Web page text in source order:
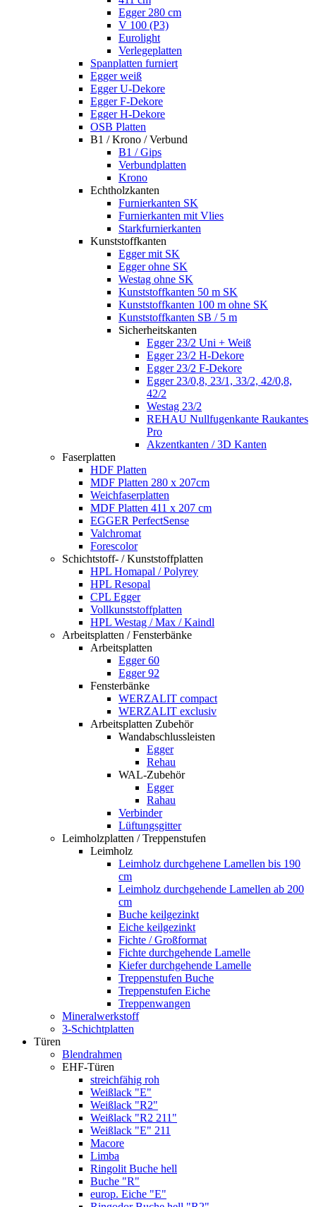
Egger 280 cm
V 100 (P3)
Eurolight
Verlegeplatten
Spanplatten furniert
Egger weiß
Egger U-Dekore
Egger F-Dekore
Egger H-Dekore
OSB Platten
B1 / Krono / Verbund
B1 / Gips
Verbundplatten
Krono
Echtholzkanten
Furnierkanten SK
Furnierkanten mit Vlies
Starkfurnierkanten
Kunststoffkanten
Egger mit SK
Egger ohne SK
Westag ohne SK
Kunststoffkanten 50 m SK
Kunststoffkanten 100 m ohne SK
Kunststoffkanten SB / 5 m
Sicherheitskanten
Egger 23/2 Uni + Weiß
Egger 23/2 H-Dekore
Egger 23/2 F-Dekore
Egger 23/0,8, 23/1, 33/2, 42/0,8,
42/2
Westag 23/2
REHAU Nullfugenkante Raukantes
Pro
Akzentkanten / 3D Kanten
Faserplatten
HDF Platten
MDF Platten 280 x 207cm
Weichfaserplatten
MDF Platten 411 x 207 cm
EGGER PerfectSense
Valchromat
Forescolor
Schichtstoff- / Kunststoffplatten
HPL Homapal / Polyrey
HPL Resopal
CPL Egger
Vollkunststoffplatten
HPL Westag / Max / Kaindl
Arbeitsplatten / Fensterbänke
Arbeitsplatten
Egger 60
Egger 92
Fensterbänke
WERZALIT compact
WERZALIT exclusiv
Arbeitsplatten Zubehör
Wandabschlussleisten
Egger
Rehau
WAL-Zubehör
Egger
Rahau
Verbinder
Lüftungsgitter
Leimholzplatten / Treppenstufen
Leimholz
Leimholz durchgehene Lamellen bis 190
cm
Leimholz durchgehende Lamellen ab 200
cm
Buche keilgezinkt
Eiche keilgezinkt
Fichte / Großformat
Fichte durchgehende Lamelle
Kiefer durchgehende Lamelle
Treppenstufen Buche
Treppenstufen Eiche
Treppenwangen
Mineralwerkstoff
3-Schichtplatten
Türen
Blendrahmen
EHF-Türen
streichfähig roh
Weißlack "E"
Weißlack "R2"
Weißlack "R2 211"
Weißlack "E" 211
Macore
Limba
Ringolit Buche hell
Buche "R"
europ. Eiche "E"